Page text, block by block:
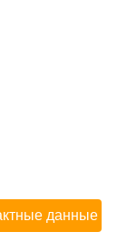
данные